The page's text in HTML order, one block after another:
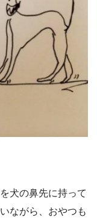
犬の鼻先に持って
ながら、おやつも